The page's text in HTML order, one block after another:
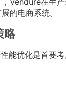
的电商系统。
略
能优化是首要